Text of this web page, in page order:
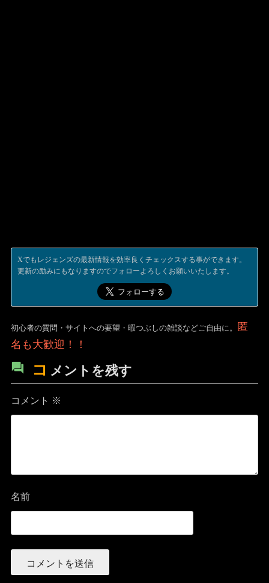
Xでもレジェンズの最新情報を効率良くチェックスする事ができます。
更新の励みにもなりますのでフォローよろしくお願いいたします。
初心者の質問・サイトへの要望・暇つぶしの雑談などご自由に。
匿
名も大歓迎！！
コ メントを残す
コメント ※
名前